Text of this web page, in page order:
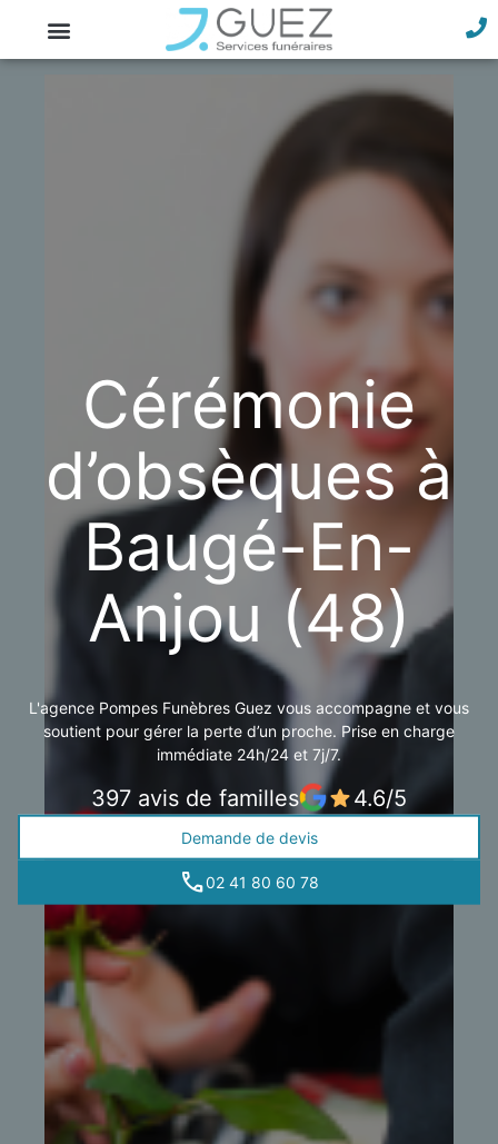
Cérémonie
d’obsèques à
Baugé-En-
Anjou (48)
L'agence Pompes Funèbres Guez vous accompagne et vous
soutient pour gérer la perte d’un proche. Prise en charge
immédiate 24h/24 et 7j/7.
397 avis de familles 4.6/5
Demande de devis
02 41 80 60 78